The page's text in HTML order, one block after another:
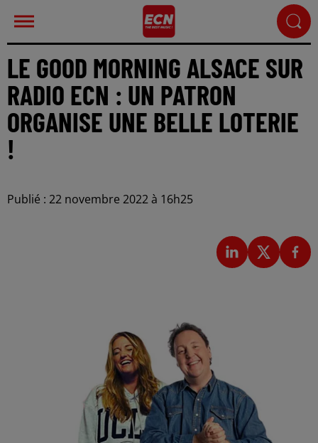
LE GOOD MORNING ALSACE SUR
RADIO ECN : UN PATRON
ORGANISE UNE BELLE LOTERIE
!
Publié : 22 novembre 2022 à 16h25